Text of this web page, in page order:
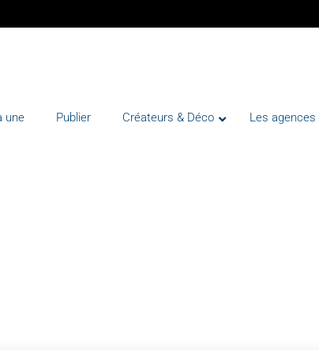
une Publier Créateurs & Déco Les agences